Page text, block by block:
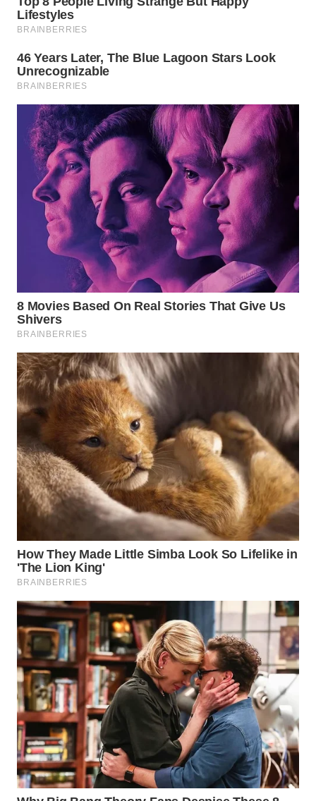
WN
WN
SUBANG
WN
SUKABUMI
WN
PURWAKARTA
WN
PRIANGAN
WN
SEMARANG
WN
SOLO
WN
BOROBUDUR
WN
MADURA
WN
WN
NATUNA
WN
BINTAN
WN
MANDALIKA
WN
LIKUPANG
WN
LABUANBAJO